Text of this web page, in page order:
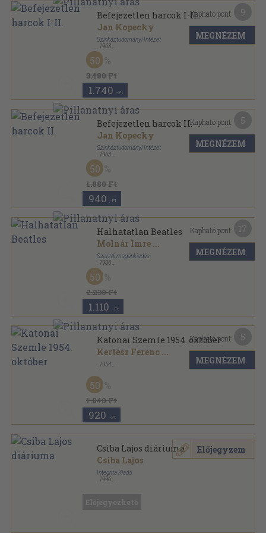
Befejezetlen harcok I-II.
Jan Kopecky
Színháztudományi Intézet
1963
Tűzött kötés
Korszerű színház sorozat
3.480 Ft
50
1.740 ,-Ft
Kapható pont:
MEGNÉZEM
Befejezetlen harcok II.
Jan Kopecky
Színháztudományi Intézet
1963
Tűzött kötés
Korszerű színház sorozat
1.880 Ft
50
940 ,-Ft
Kapható pont:
MEGNÉZEM
Halhatatlan Beatles
Molnár Imre ...
Szerzői magánkiadás
1986
Ragasztott papírkötés
2.230 Ft
50
1.110 ,-Ft
Kapható pont:
MEGNÉZEM
Katonai Szemle 1954. október
Kertész Ferenc ...
1954
Katonai Szemle sorozat
1.840 Ft
50
920 ,-Ft
Kapható pont:
MEGNÉZEM
Csiba Lajos diáriuma
Csiba Lajos
Integrita Kiadó
1996
Előjegyzem